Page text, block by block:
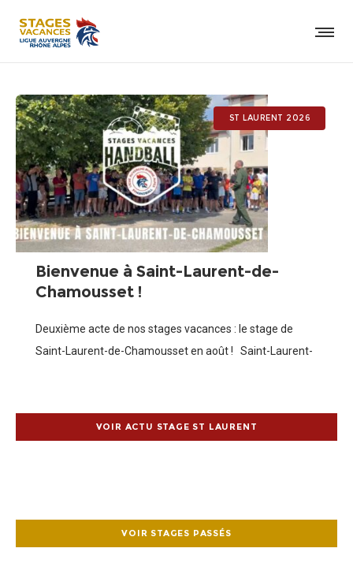
ST LAURENT 2026
Bienvenue à Saint-Laurent-de-
Chamousset !
Deuxième acte de nos stages vacances : le stage de
Saint-Laurent-de-Chamousset en août ! Saint-Laurent-
VOIR ACTU STAGE ST LAURENT
VOIR STAGES PASSÉS